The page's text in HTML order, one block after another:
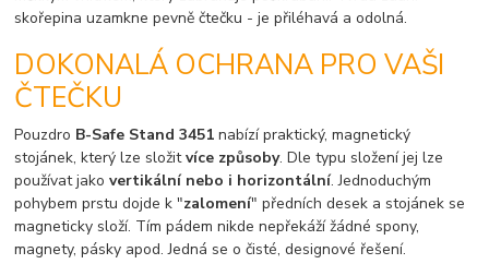
skořepina uzamkne pevně čtečku - je přiléhavá a odolná.
DOKONALÁ OCHRANA PRO VAŠI
ČTEČKU
Pouzdro B-Safe Stand 3451nabízí praktický, magnetický
stojánek, který lze složitvíce způsoby. Dle typu složení jej lze
používat jakovertikální nebo i horizontální. Jednoduchým
pohybem prstu dojde k "zalomení" předních desek a stojánek se
magneticky složí. Tím pádem nikde nepřekáží žádné spony,
magnety, pásky apod. Jedná se o čisté, designové řešení.